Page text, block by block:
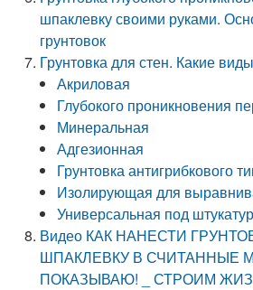
шпаклевку своими руками.
грунтовок
Грунтовка для стен. Какие
Акриловая
Глубокого проникновения
Минеральная
Адгезионная
Грунтовка антигрибкового
Изолирующая для
Универсальная под
Видео КАК НАНЕСТИ
ШПАКЛЕВКУ В СЧИТАННЫЕ
ПОКАЗЫВАЮ! _ СТРОИМ